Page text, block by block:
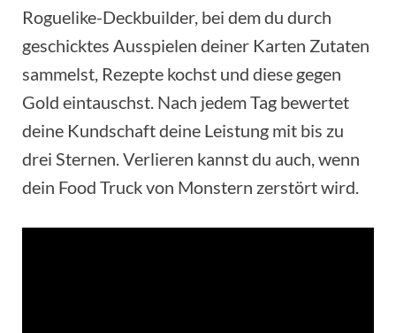
Roguelike-Deckbuilder, bei dem du durch
geschicktes Ausspielen deiner Karten Zutaten
sammelst, Rezepte kochst und diese gegen
Gold eintauschst. Nach jedem Tag bewertet
deine Kundschaft deine Leistung mit bis zu
drei Sternen. Verlieren kannst du auch, wenn
dein Food Truck von Monstern zerstört wird.